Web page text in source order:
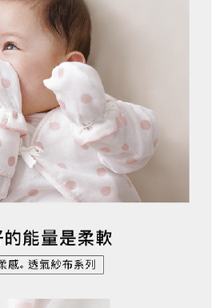
得法定代理人或監護人之同意方可使用
同意申辦者引起之損失，本公司不負相關責
時，將依據個別帳號之用戶狀況，依本公司即
若仍有額度不足之情形，本公司將視審查結果
使用他人資訊註冊。若發現惡意使用之情形，
停止該用戶之使用額度並採取法律行動。
含以上)免運費